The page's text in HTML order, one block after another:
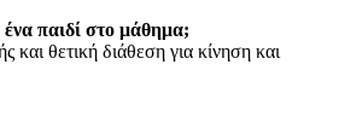
ένα παιδί στο μάθημα;
και θετική διάθεση για κίνηση και